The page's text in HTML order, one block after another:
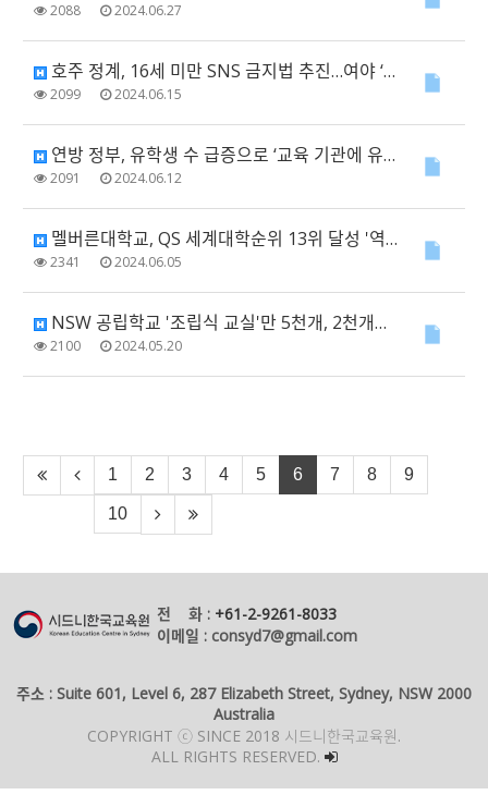
2088 2024.06.27
호주 정계, 16세 미만 SNS 금지법 추진…여야 ‘한마음’
2099 2024.06.15
연방 정부, 유학생 수 급증으로 ‘교육 기관에 유학생 정원 제한 조치’
2091 2024.06.12
멜버른대학교, QS 세계대학순위 13위 달성 '역대 최고 성적'
2341 2024.06.05
NSW 공립학교 '조립식 교실'만 5천개, 2천개는 20년 넘어
2100 2024.05.20
1 2 3 4 5 6 7 8 9
10
전 화 : +61-2-9261-8033
이메일 : consyd7@gmail.com
주소 : Suite 601, Level 6, 287 Elizabeth Street, Sydney, NSW 2000
Australia
COPYRIGHT ⓒ SINCE 2018 시드니한국교육원.
ALL RIGHTS RESERVED.